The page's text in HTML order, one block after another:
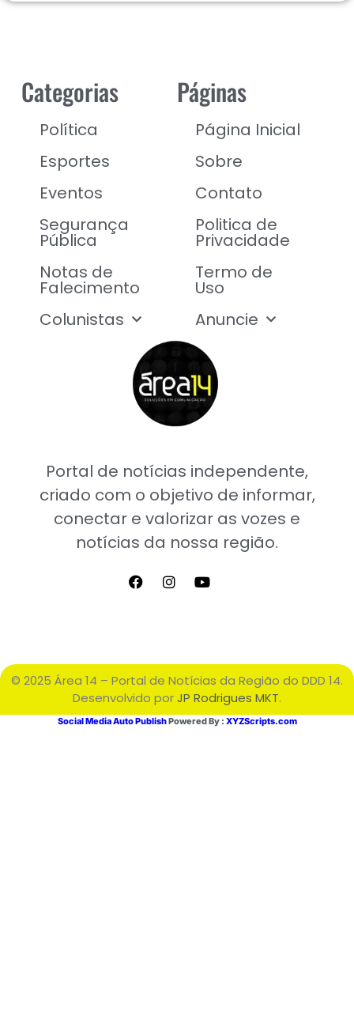
Portal de notícias independente,
criado com o objetivo de informar,
conectar e valorizar as vozes e
notícias da nossa região.
Categorias
Política
Esportes
Eventos
Segurança
Pública
Notas de
Falecimento
Colunistas
Páginas
Página Inicial
Sobre
Contato
Politica de
Privacidade
Termo de
Uso
Anuncie
© 2025 Área 14 – Portal de Notícias da Região do DDD 14.
Desenvolvido porJP Rodrigues MKT.
Social Media Auto PublishPowered By : XYZScripts.com